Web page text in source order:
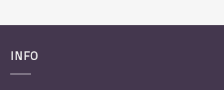
INFO